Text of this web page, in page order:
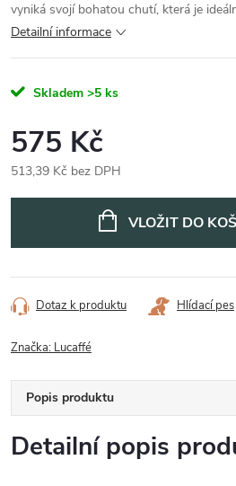
vyniká svojí bohatou chutí, která je
Detailní informace
Skladem >5 ks
575 Kč
513,39 Kč bez DPH
VLOŽIT DO
Dotaz k produktu Hlídací pes
Značka: Lucaffé
Popis produktu
Detailní popis